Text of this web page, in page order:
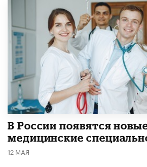
В России появятся
медицинские
12 МАЯ